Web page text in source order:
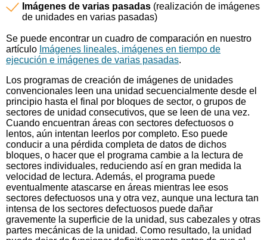
Imágenes de varias pasadas (realización de imágenes
de unidades en varias pasadas)
Se puede encontrar un cuadro de comparación en nuestro
artículo Imágenes lineales, imágenes en tiempo de
ejecución e imágenes de varias pasadas.
Los programas de creación de imágenes de unidades
convencionales leen una unidad secuencialmente desde el
principio hasta el final por bloques de sector, o grupos de
sectores de unidad consecutivos, que se leen de una vez.
Cuando encuentran áreas con sectores defectuosos o
lentos, aún intentan leerlos por completo. Eso puede
conducir a una pérdida completa de datos de dichos
bloques, o hacer que el programa cambie a la lectura de
sectores individuales, reduciendo así en gran medida la
velocidad de lectura. Además, el programa puede
eventualmente atascarse en áreas mientras lee esos
sectores defectuosos una y otra vez, aunque una lectura tan
intensa de los sectores defectuosos puede dañar
gravemente la superficie de la unidad, sus cabezales y otras
partes mecánicas de la unidad. Como resultado, la unidad